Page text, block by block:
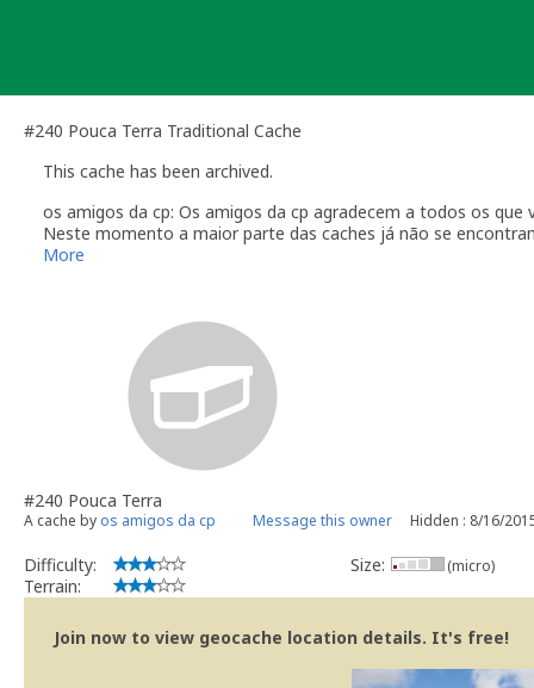
#240 Pouca Terra Traditional Cache
This cache has been archived.
os amigos da cp: Os amigos da cp agradecem a todos os que
Neste momento a maior parte das caches já não se
Vamos tentar manter a primeira cache e a ultima para
More
#240 Pouca Terra
A cache by os amigos da cp Message this owner Hidden : 8/16/
Difficulty:
Terrain:
Size: (micro)
Join now to view geocache location details. It's free!